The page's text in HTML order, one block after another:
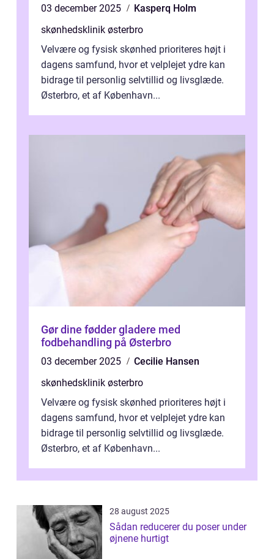
03 december 2025
Kasperq Holm
skønhedsklinik østerbro
Velvære og fysisk skønhed prioriteres højt i
dagens samfund, hvor et velplejet ydre kan
bidrage til personlig selvtillid og livsglæde.
Østerbro, et af København...
Gør dine fødder gladere med
fodbehandling på Østerbro
03 december 2025
Cecilie Hansen
skønhedsklinik østerbro
Velvære og fysisk skønhed prioriteres højt i
dagens samfund, hvor et velplejet ydre kan
bidrage til personlig selvtillid og livsglæde.
Østerbro, et af København...
28 august 2025
Sådan reducerer du poser under
øjnene hurtigt